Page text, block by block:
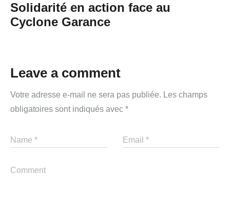
Solidarité en action face au
Cyclone Garance
Leave a comment
Votre adresse e-mail ne sera pas publiée. Les champs
obligatoires sont indiqués avec *